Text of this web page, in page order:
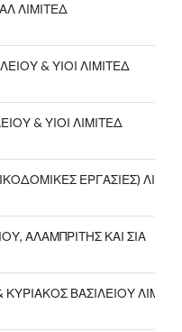
ΛΙΜΙΤΕΔ
& ΥΙΟΙ ΛΙΜΙΤΕΔ
& ΥΙΟΙ ΛΙΜΙΤΕΔ
ΕΡΓΑΣΙΕΣ)
ΑΛΑΜΠΡΙΤΗΣ ΚΑΙ ΣΙΑ
ΒΑΣΙΛΕΙΟΥ